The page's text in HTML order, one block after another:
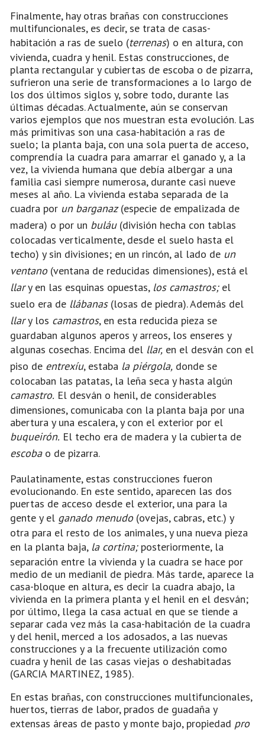
Finalmente, hay otras brañas con construcciones
multifuncionales, es decir, se trata de casas-
habitación a ras de suelo (terrenas) o en altura, con
vivienda, cuadra y henil. Estas construcciones, de
planta rectangular y cubiertas de escoba o de pizarra,
sufrieron una serie de transformaciones a lo largo de
los dos últimos siglos y, sobre todo, durante las
últimas décadas. Actualmente, aún se conservan
varios ejemplos que nos muestran esta evolución. Las
más primitivas son una casa-habitación a ras de
suelo; la planta baja, con una sola puerta de acceso,
comprendía la cuadra para amarrar el ganado y, a la
vez, la vivienda humana que debía albergar a una
familia casi siempre numerosa, durante casi nueve
meses al año. La vivienda estaba separada de la
cuadra por un barganaz(especie de empalizada de
madera) o por un buláu(división hecha con tablas
colocadas verticalmente, desde el suelo hasta el
techo) y sin divisiones; en un rincón, al lado de un
ventano(ventana de reducidas dimensiones), está el
llary en las esquinas opuestas, los camastros;el
suelo era de llábanas(losas de piedra). Además del
llary los camastros, en esta reducida pieza se
guardaban algunos aperos y arreos, los enseres y
algunas cosechas. Encima del llar, en el desván con el
piso de entrexíu, estaba la piérgola, donde se
colocaban las patatas, la leña seca y hasta algún
camastro. El desván o henil, de considerables
dimensiones, comunicaba con la planta baja por una
abertura y una escalera, y con el exterior por el
buqueirón. El techo era de madera y la cubierta de
escobao de pizarra.
Paulatinamente, estas construcciones fueron
evolucionando. En este sentido, aparecen las dos
puertas de acceso desde el exterior, una para la
gente y el ganado menudo(ovejas, cabras, etc.) y
otra para el resto de los animales, y una nueva pieza
en la planta baja, la cortina;posteriormente, la
separación entre la vivienda y la cuadra se hace por
medio de un medianil de piedra. Más tarde, aparece la
casa-bloque en altura, es decir la cuadra abajo, la
vivienda en la primera planta y el henil en el desván;
por último, llega la casa actual en que se tiende a
separar cada vez más la casa-habitación de la cuadra
y del henil, merced a los adosados, a las nuevas
construcciones y a la frecuente utilización como
cuadra y henil de las casas viejas o deshabitadas
(GARCIA MARTINEZ, 1985).
En estas brañas, con construcciones multifuncionales,
huertos, tierras de labor, prados de guadaña y
extensas áreas de pasto y monte bajo, propiedad pro